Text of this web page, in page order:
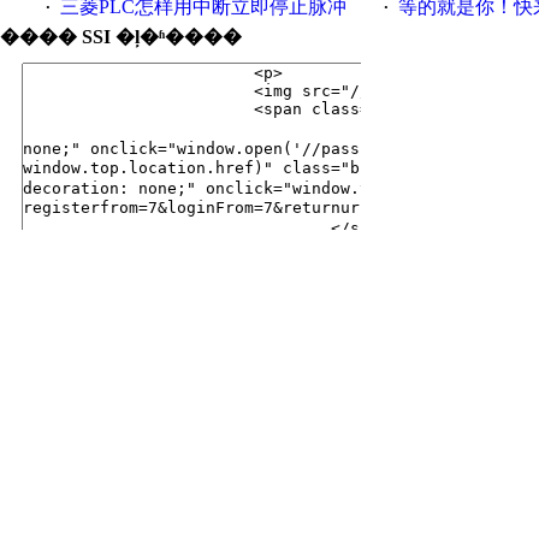
· 三菱PLC怎样用中断立即停止脉冲 · 等的就是你！快来
���� SSI �ļ�ʱ����